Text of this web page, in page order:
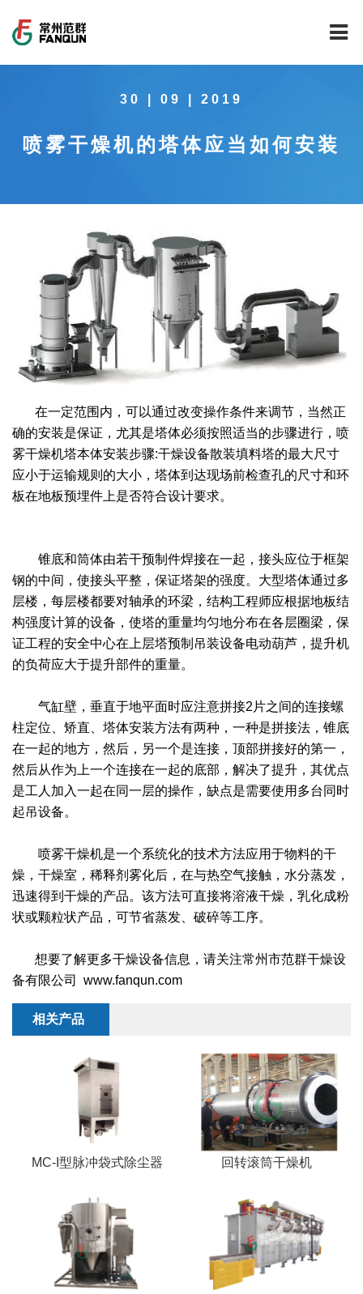
公司介绍
公司荣誉
范群文化
公司大事记
干燥设备
载体催化剂全自动生产线系列
回转圆筒干燥焙烧系列
气流干燥系列
喷雾干燥机系列
带式干燥焙烧系列
真空干燥系列
圆盘干燥机系列
桨叶式干燥系列
滚筒干燥系列
沸腾干燥系列
烘箱干燥系列
干燥配套装置
新能源新材料行业
制药行业
食品行业
环保行业
化工行业
工程实验室
工程技术中心
质量监督技术中心
新闻中心
范群新闻
行业新闻
技术专栏
服务中心
常见问题
社会责任
全球契约组织成员
公共责任
节能环保
公益支持
社会责任
绿色发展
绿色工厂
绿色供应链
人才招聘
联系我们
联系我们
30 | 09 | 2019
喷雾干燥机的塔体应当如何安装
在一定范围内，可以通过改变操作条件来调节，当然正
确的安装是保证，尤其是塔体必须按照适当的步骤进行，喷
雾干燥机塔本体安装步骤:干燥设备散装填料塔的最大尺寸
应小于运输规则的大小，塔体到达现场前检查孔的尺寸和环
板在地板预埋件上是否符合设计要求。
锥底和筒体由若干预制件焊接在一起，接头应位于框架
钢的中间，使接头平整，保证塔架的强度。大型塔体通过多
层楼，每层楼都要对轴承的环梁，结构工程师应根据地板结
构强度计算的设备，使塔的重量均匀地分布在各层圈梁，保
证工程的安全中心在上层塔预制吊装设备电动葫芦，提升机
的负荷应大于提升部件的重量。
气缸壁，垂直于地平面时应注意拼接2片之间的连接螺
柱定位、矫直、塔体安装方法有两种，一种是拼接法，锥底
在一起的地方，然后，另一个是连接，顶部拼接好的第一，
然后从作为上一个连接在一起的底部，解决了提升，其优点
是工人加入一起在同一层的操作，缺点是需要使用多台同时
起吊设备。
喷雾干燥机是一个系统化的技术方法应用于物料的干
燥，干燥室，稀释剂雾化后，在与热空气接触，水分蒸发，
迅速得到干燥的产品。该方法可直接将溶液干燥，乳化成粉
状或颗粒状产品，可节省蒸发、破碎等工序。
想要了解更多干燥设备信息，请关注常州市范群干燥设
备有限公司 www.fanqun.com
相关产品
MC-I型脉冲袋式除尘器 回转滚筒干燥机